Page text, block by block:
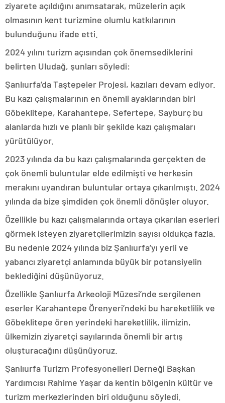
ziyarete açıldığını anımsatarak, müzelerin açık
olmasının kent turizmine olumlu katkılarının
bulunduğunu ifade etti.
2024 yılını turizm açısından çok önemsediklerini
belirten Uludağ, şunları söyledi:
Şanlıurfa’da Taştepeler Projesi, kazıları devam ediyor.
Bu kazı çalışmalarının en önemli ayaklarından biri
Göbeklitepe, Karahantepe, Sefertepe, Sayburç bu
alanlarda hızlı ve planlı bir şekilde kazı çalışmaları
yürütülüyor.
2023 yılında da bu kazı çalışmalarında gerçekten de
çok önemli buluntular elde edilmişti ve herkesin
merakını uyandıran buluntular ortaya çıkarılmıştı. 2024
yılında da bize şimdiden çok önemli dönüşler oluyor.
Özellikle bu kazı çalışmalarında ortaya çıkarılan eserleri
görmek isteyen ziyaretçilerimizin sayısı oldukça fazla.
Bu nedenle 2024 yılında biz Şanlıurfa’yı yerli ve
yabancı ziyaretçi anlamında büyük bir potansiyelin
beklediğini düşünüyoruz.
Özellikle Şanlıurfa Arkeoloji Müzesi’nde sergilenen
eserler Karahantepe Örenyeri’ndeki bu hareketlilik ve
Göbeklitepe ören yerindeki hareketlilik, ilimizin,
ülkemizin ziyaretçi sayılarında önemli bir artış
oluşturacağını düşünüyoruz.
Şanlıurfa Turizm Profesyonelleri Derneği Başkan
Yardımcısı Rahime Yaşar da kentin bölgenin kültür ve
turizm merkezlerinden biri olduğunu söyledi.